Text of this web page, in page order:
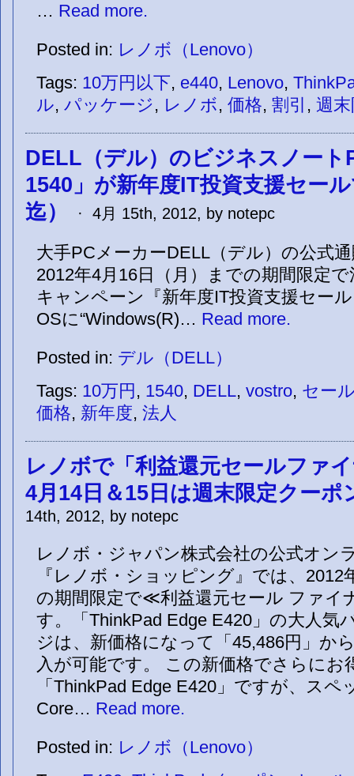
… Read more.
Posted in: レノボ（Lenovo）
Tags: 10万円以下, e440, Lenovo,
ル, パッケージ, レノボ, 価格, 割引 , 週
DELL（デル）のビジネスノート
1540」が新年度IT投資支援セー
迄）
· 4月 15th, 2012, by notepc
大手PCメーカーDELL（デル）の公式
2012年4月16日（月）までの期間限定
キャンペーン『新年度IT投資支援セー
OSに“Windows(R)… Read more.
Posted in: デル（DELL）
Tags: 10万円 , 1540, DELL, vostro, セー
価格, 新年度, 法人
レノボで「利益還元セールファ
4月14日＆15日は週末限定クーポ
14th, 2012, by notepc
レノボ・ジャパン株式会社の公式オン
『レノボ・ショッピング』では、2012
の期間限定で≪利益還元セール ファイ
す。「ThinkPad Edge E420」の大人気
ジは、新価格になって「45,486円」か
入が可能です。 この新価格でさらにお
「ThinkPad Edge E420」ですが、ス
Core… Read more.
Posted in: レノボ（Lenovo）